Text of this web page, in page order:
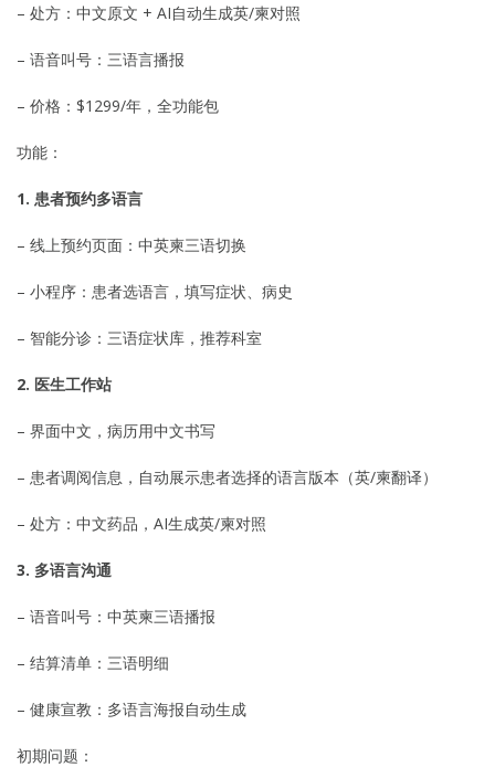
– 处方：中文原文 + AI自动生成英/柬对照
– 语音叫号：三语言播报
– 价格：$1299/年，全功能包
功能：
1. 患者预约多语言
– 线上预约页面：中英柬三语切换
– 小程序：患者选语言，填写症状、病史
– 智能分诊：三语症状库，推荐科室
2. 医生工作站
– 界面中文，病历用中文书写
– 患者调阅信息，自动展示患者选择的语言版本（英/柬翻译）
– 处方：中文药品，AI生成英/柬对照
3. 多语言沟通
– 语音叫号：中英柬三语播报
– 结算清单：三语明细
– 健康宣教：多语言海报自动生成
初期问题：